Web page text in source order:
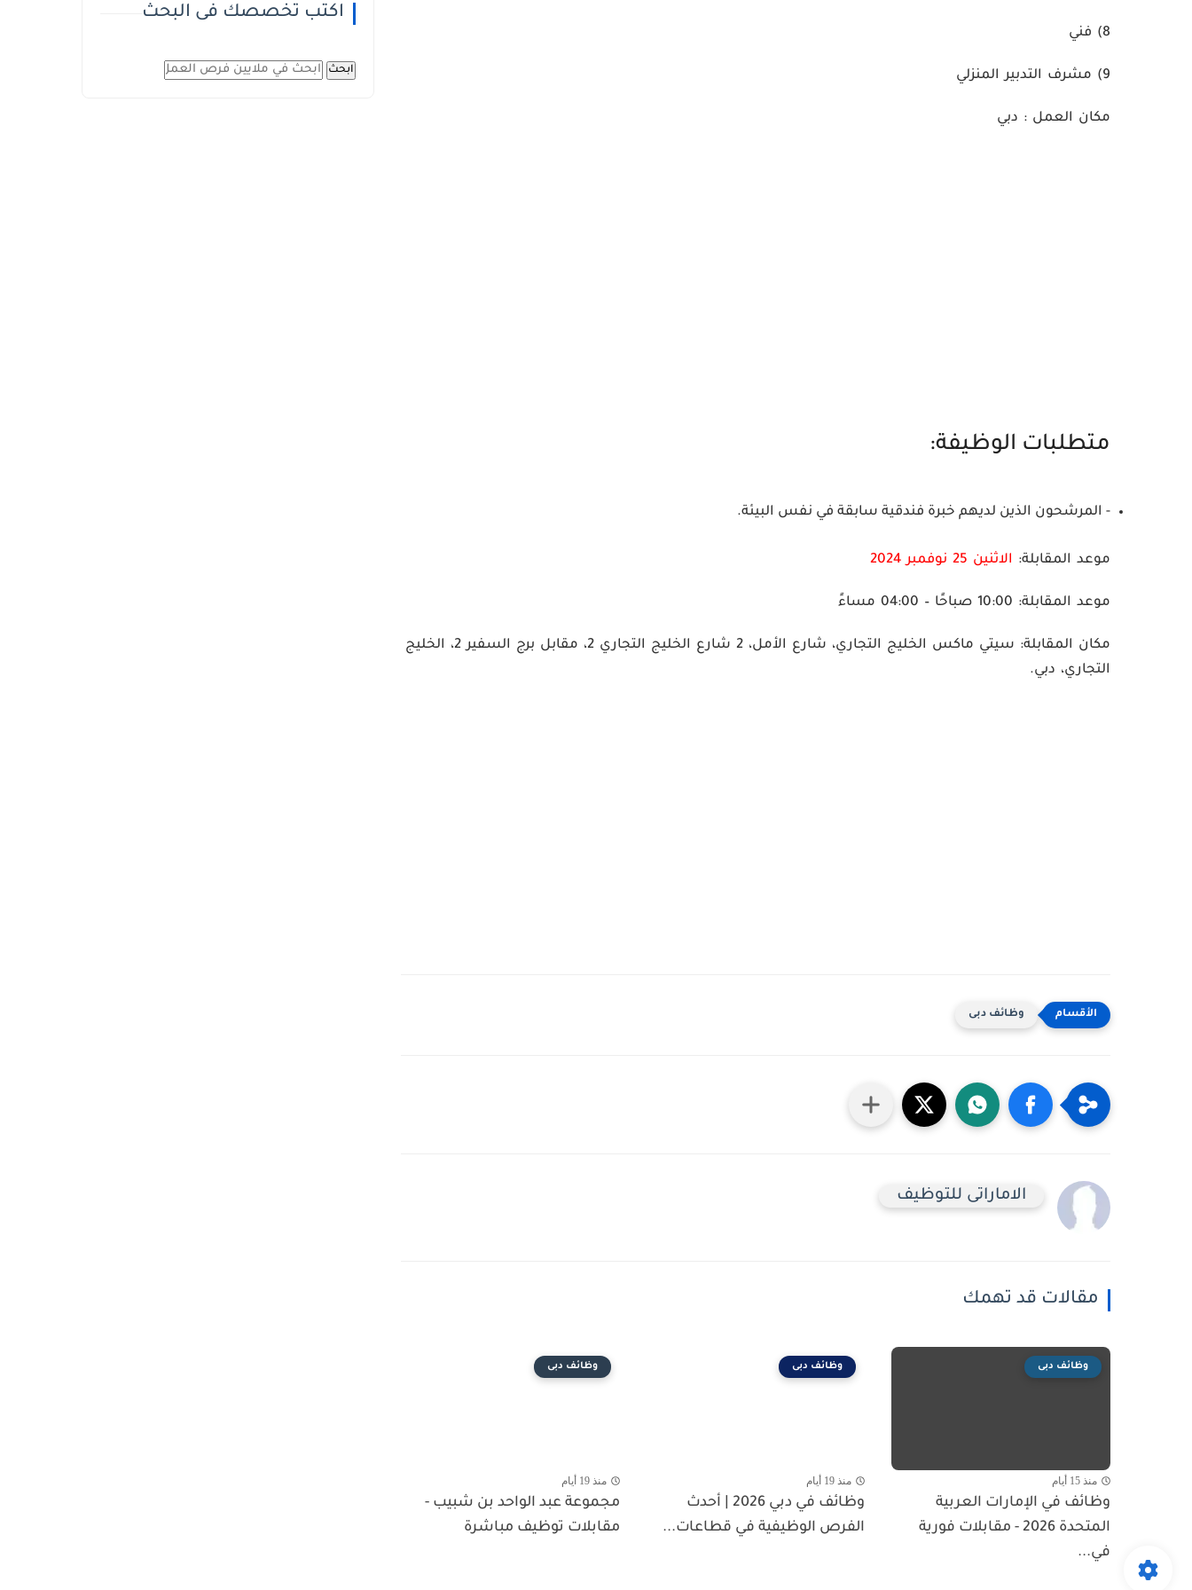
8) فني
9) مشرف التدبير المنزلي
مكان العمل : دبي
متطلبات الوظيفة:
- المرشحون الذين لديهم خبرة فندقية سابقة في نفس البيئة.
موعد المقابلة: الاثنين 25 نوفمبر 2024
موعد المقابلة:
مكان المقابلة:
سيتي ماكس الخليج التجاري، شارع الأمل، 2 شارع الخليج التجاري 2، مقابل برج السفير 2، الخليج
التجاري، دبي.
وظائف دبى
الاماراتى للتوظيف
مقالات قد تهمك
وظائف دبى
منذ 15 أيام
وظائف في الإمارات العربية
المتحدة 2026 - مقابلات فورية
في...
وظائف دبى
منذ 19 أيام
وظائف في دبي 2026 | أحدث
الفرص الوظيفية في قطاعات...
وظائف دبى
منذ 19 أيام
مجموعة عبد الواحد بن شبيب -
مقابلات توظيف مباشرة
اكتب تخصصك فى البحث
ابحث